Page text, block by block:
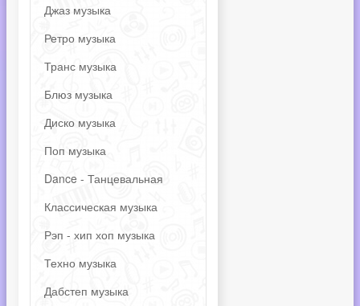
Джаз музыка
Ретро музыка
Транс музыка
Блюз музыка
Диско музыка
Поп музыка
Dance - Танцевальная
Классическая музыка
Рэп - хип хоп музыка
Техно музыка
Дабстеп музыка